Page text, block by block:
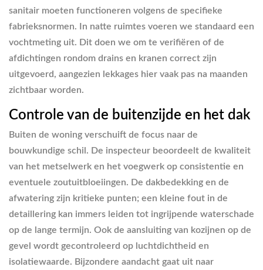
sanitair moeten functioneren volgens de specifieke
fabrieksnormen. In natte ruimtes voeren we standaard een
vochtmeting uit. Dit doen we om te verifiëren of de
afdichtingen rondom drains en kranen correct zijn
uitgevoerd, aangezien lekkages hier vaak pas na maanden
zichtbaar worden.
Controle van de buitenzijde en het dak
Buiten de woning verschuift de focus naar de
bouwkundige schil. De inspecteur beoordeelt de kwaliteit
van het metselwerk en het voegwerk op consistentie en
eventuele zoutuitbloeiingen. De dakbedekking en de
afwatering zijn kritieke punten; een kleine fout in de
detaillering kan immers leiden tot ingrijpende waterschade
op de lange termijn. Ook de aansluiting van kozijnen op de
gevel wordt gecontroleerd op luchtdichtheid en
isolatiewaarde. Bijzondere aandacht gaat uit naar